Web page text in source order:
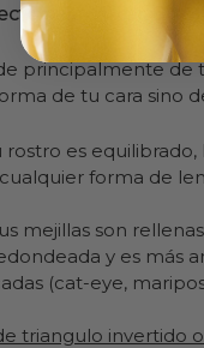
para mi cara?
principalmente de
de tu cara sino
rostro es
forma de
mejillas son
y es más
(cat-eye,
triangulo invertido